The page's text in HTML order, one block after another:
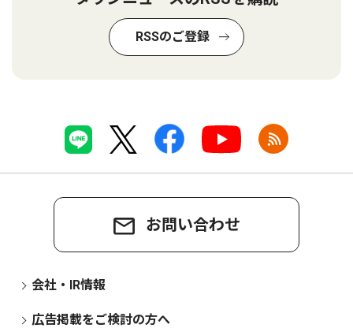
RSSのご登録
お問い合わせ
会社・IR情報
広告掲載をご検討の方へ